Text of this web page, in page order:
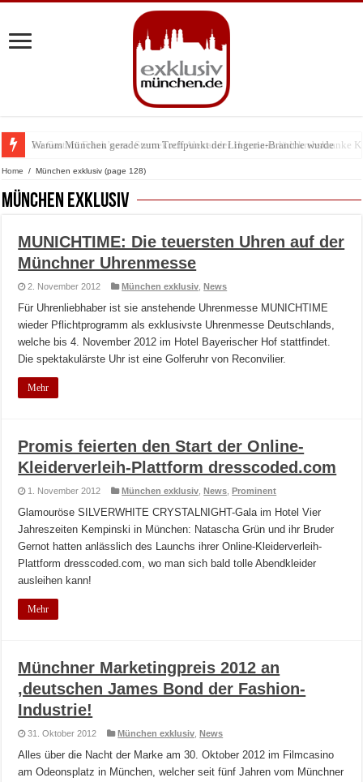
Warum München gerade zum Treffpunkt der Lingerie-Branche wurde
Home / München exklusiv (page 128)
München exklusiv
MUNICHTIME: Die teuersten Uhren auf der
Münchner Uhrenmesse
2. November 2012 München exklusiv ,News
Für Uhrenliebhaber ist sie anstehende Uhrenmesse MUNICHTIME
wieder Pflichtprogramm als exklusivste Uhrenmesse Deutschlands,
welche bis 4. November 2012 im Hotel Bayerischer Hof stattfindet.
Die spektakulärste Uhr ist eine Golferuhr von Reconvilier.
Mehr
Promis feierten den Start der Online-
Kleiderverleih-Plattform dresscoded.com
1. November 2012 München exklusiv ,News ,Prominent
Glamouröse SILVERWHITE CRYSTALNIGHT-Gala im Hotel Vier
Jahreszeiten Kempinski in München: Natascha Grün und ihr Bruder
Gernot hatten anlässlich des Launchs ihrer Online-Kleiderverleih-
Plattform dresscoded.com, wo man sich bald tolle Abendkleider
ausleihen kann!
Mehr
Münchner Marketingpreis 2012 an
‚deutschen James Bond der Fashion-
Industrie!
31. Oktober 2012 München exklusiv ,News
Alles über die Nacht der Marke am 30. Oktober 2012 im Filmcasino
am Odeonsplatz in München, welcher seit fünf Jahren vom Münchner